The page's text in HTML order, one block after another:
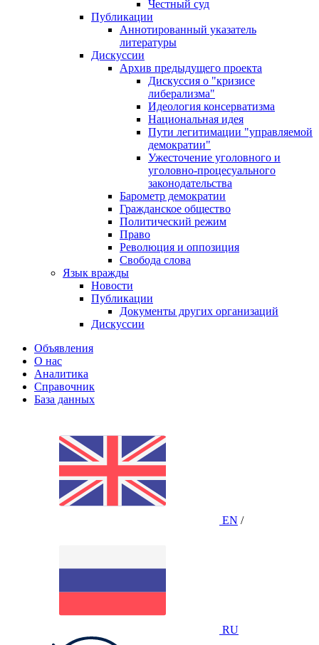
Честный суд
Публикации
Аннотированный указатель
литературы
Дискуссии
Архив предыдущего проекта
Дискуссия о "кризисе
либерализма"
Идеология консерватизма
Национальная идея
Пути легитимации "управляемой
демократии"
Ужесточение уголовного и
уголовно-процесуального
законодательства
Барометр демократии
Гражданское общество
Политический режим
Право
Революция и оппозиция
Свобода слова
Язык вражды
Новости
Публикации
Документы других организаций
Дискуссии
Объявления
О нас
Аналитика
Справочник
База данных
EN /
RU